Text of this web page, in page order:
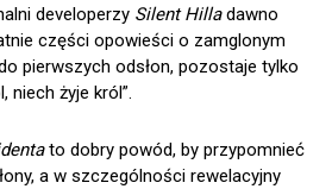
developerzy Silent Hilladawno
części opowieści o zamglonym
pierwszych odsłon, pozostaje tylko
niech żyje król”.
to dobry powód, by przypomnieć
a w szczególności rewelacyjny